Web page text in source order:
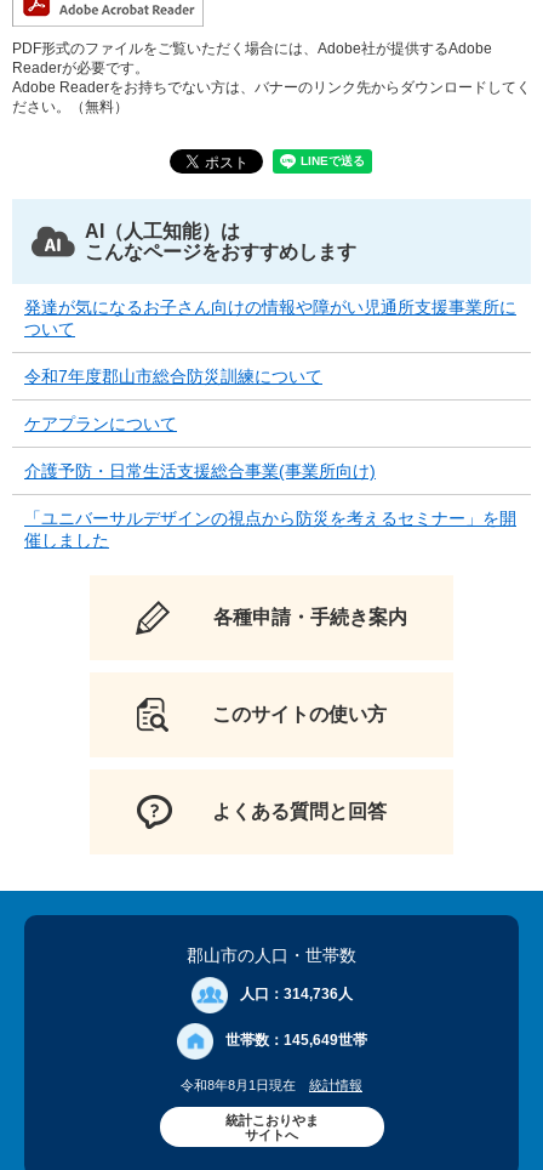
PDF形式のファイルをご覧いただく場合には、Adobe社が提供するAdobe
Readerが必要です。
Adobe Readerをお持ちでない方は、バナーのリンク先からダウンロードしてく
ださい。（無料）
AI（人工知能）は
こんなページをおすすめします
発達が気になるお子さん向けの情報や障がい児通所支援事業所に
ついて
令和7年度郡山市総合防災訓練について
ケアプランについて
介護予防・日常生活支援総合事業(事業所向け)
「ユニバーサルデザインの視点から防災を考えるセミナー」を開
催しました
各種申請・手続き案内
このサイトの使い方
よくある質問と回答
郡山市の人口 ・世帯数
人口： 314,736人
世帯数： 145,649世帯
令和8年8月1日現在 統計情報
統計こおりやま
サイトへ